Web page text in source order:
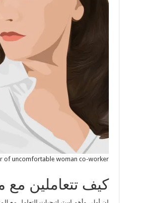
of uncomfortable woman co-worker
كيف تتعاملين